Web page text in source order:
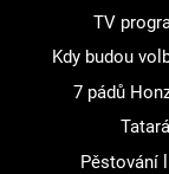
TV
Kdy budou
7 pádů
Pěstování